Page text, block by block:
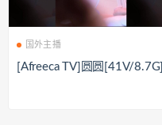
国外主播
[Afreeca TV]圆圆[41V/8.7G]